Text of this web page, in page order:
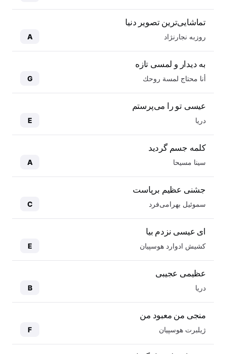
تماشایی‌ترین تصویر دنیا
روزبه نجارنژاد A
به دیدار و لمسی تازه
أنا محتاج لمسة روحك G
عیسی تو را می‌پرستم
دریا E
کلمه جسم گردید
سینا مسیحا A
جشنی عظیم برپاست
سموئیل بهرامی‌فرد C
ای عیسی نزدم بیا
کشیش ادوارد هوسپیان E
عظیمی عجیبی
دریا B
منجی من معبود من
ژیلبرت هوسپیان F